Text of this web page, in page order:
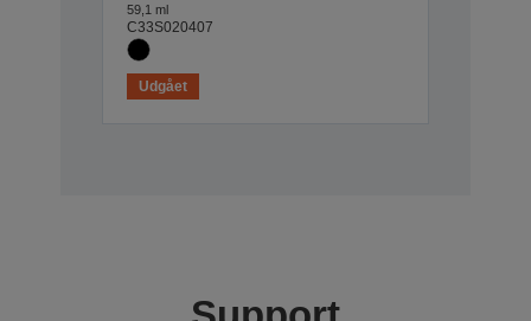
59,1 ml
C33S020407
Udgået